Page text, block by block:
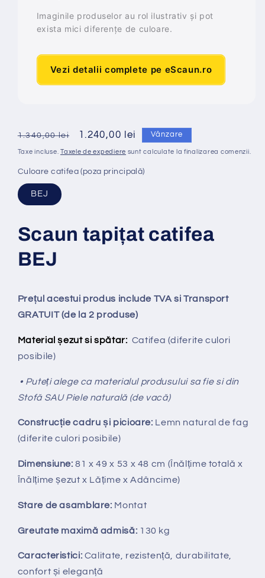
Imaginile produselor au rol ilustrativ și pot
exista mici diferențe de culoare.
Vezi detalii complete pe eScaun.ro
Preț
obișnuit
1.340,00 lei
Preț
redus
1.240,00 lei Vânzare
Taxe incluse.Taxele de expediere sunt calculate la finalizarea comenzii.
Culoare catifea (poza principală)
BEJ
Scaun tapițat catifea
BEJ
Prețul acestui produs include TVA si Transport
GRATUIT (de la 2 produse)
Material șezut si spătar: Catifea (diferite culori
posibile)
• Puteți alege ca materialul produsului sa fie si din
Stofă SAU Piele naturală (de vacă)
Construcție cadru și picioare: Lemn natural de fag
(diferite culori posibile)
Dimensiune: 81 x 49 x 53 x 48 cm (Înălțime totală x
Înălțimeșezut x Lățime x Adâncime)
Stare de asamblare: Montat
Greutate maximă admisă: 130 kg
Caracteristici: Calitate, rezistență, durabilitate,
confort și eleganță